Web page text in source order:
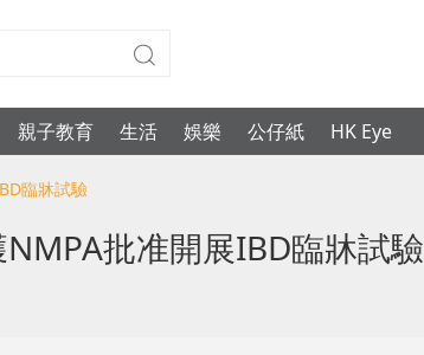
親子教育 生活 娛樂 公仔紙 HK Eye
臨牀試驗
批准開展IBD臨牀試驗